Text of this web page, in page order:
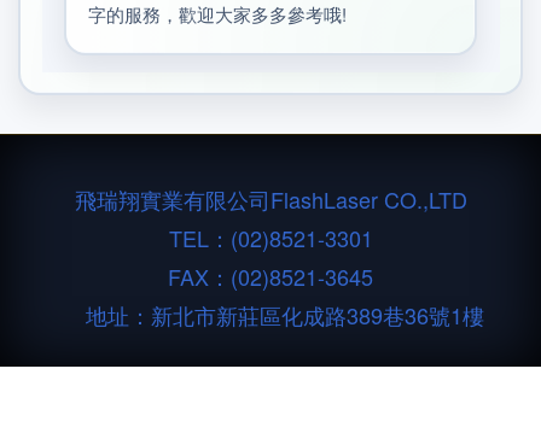
字的服務，歡迎大家多多參考哦!
飛瑞翔實業有限公司FlashLaser CO.,LTD
TEL： (02)8521-3301
FAX：(02)8521-3645
地址：新北市新莊區化成路389巷36號1樓